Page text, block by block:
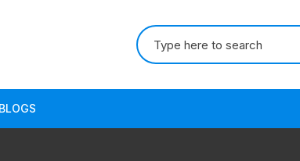
Tìm
kiếm:
BLOGS